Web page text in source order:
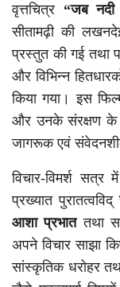
वृत्तचित्र “जब नदी
सीतामढ़ी की
प्रस्तुत की गई तथा
और विभिन्न
किया गया। इस
और उनके संरक्षण के
जागरूक एवं
विचार-विमर्श
प्रख्यात पुरातत्वविद्
आशा प्रभाततथा
अपने विचार साझा
सांस्कृतिक धरोहर